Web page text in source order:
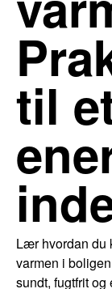
til
Lær hvordan du
varmen i
sundt, fugtfrit